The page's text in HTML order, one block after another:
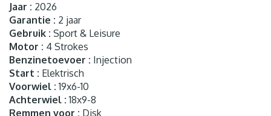
Jaar : 2026
Garantie : 2 jaar
Gebruik : Sport & Leisure
Motor : 4 Strokes
Benzinetoevoer : Injection
Start : Elektrisch
Voorwiel : 19x6-10
Achterwiel : 18x9-8
Remmen voor : Disk